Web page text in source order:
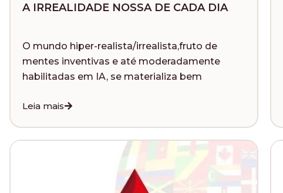
A IRREALIDADE NOSSA DE CADA DIA
O mundo hiper-realista/irrealista,fruto de
mentes inventivas e até moderadamente
habilitadas em IA, se materializa bem
Leia mais